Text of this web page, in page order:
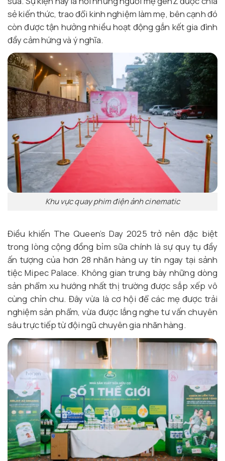
sẻ kiến thức, trao đổi kinh nghiệm làm mẹ, bên cạnh đó
còn được tận hưởng nhiều hoạt động gắn kết gia đình
đầy cảm hứng và ý nghĩa.
Khu vực quay phim điện ảnh cinematic
Điều khiến The Queen’s Day 2025 trở nên đặc biệt
trong lòng cộng đồng bỉm sữa chính là sự quy tụ đầy
ấn tượng của hơn 28 nhãn hàng uy tín ngay tại sảnh
tiệc Mipec Palace. Không gian trưng bày những dòng
sản phẩm xu hướng nhất thị trường được sắp xếp vô
cùng chỉn chu. Đây vừa là cơ hội để các mẹ được trải
nghiệm sản phẩm, vừa được lắng nghe tư vấn chuyên
sâu trực tiếp từ đội ngũ chuyên gia nhãn hàng.